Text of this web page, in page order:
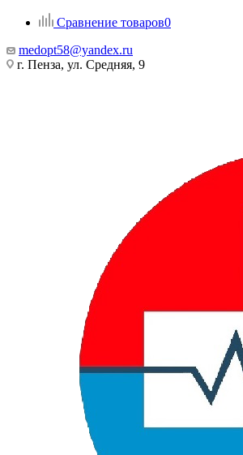
Сравнение товаров0
medopt58@yandex.ru
г. Пенза, ул. Средняя, 9